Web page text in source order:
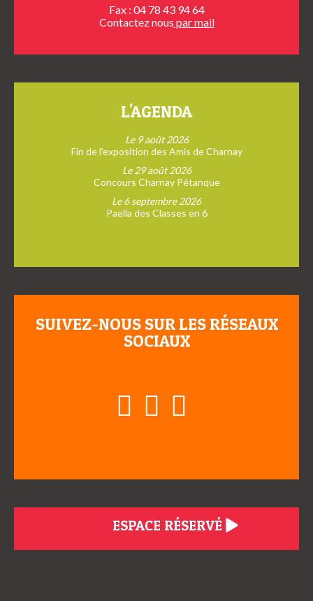
Fax : 04 78 43 94 64
Contactez nous par mail
L'AGENDA
Le 9 août 2026
Fin de l’exposition des Amis de Charnay
Le 29 août 2026
Concours Charnay Pétanque
Le 6 septembre 2026
Paella des Classes en 6
SUIVEZ-NOUS SUR LES RÉSEAUX
SOCIAUX
ESPACE RÉSERVÉ